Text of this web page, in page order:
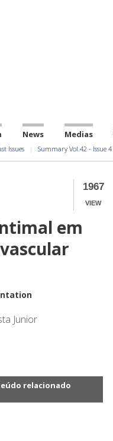
News Medias
Issues Summary Vol.42 - Issue 4
1967
VIEW
em
Junior
relacionado